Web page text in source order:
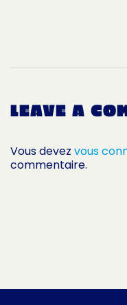
LEAVE A
Vous devez vous
commentaire.